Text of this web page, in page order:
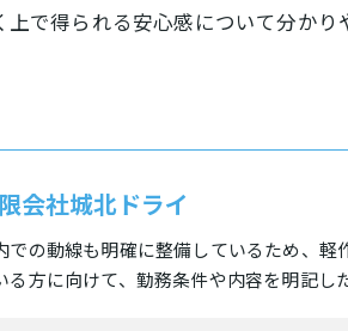
で得られる安心感について分か
会社城北ドライ
での動線も明確に整備しているため、
る方に向けて、勤務条件や内容を明記し